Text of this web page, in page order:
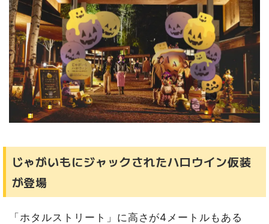
陸別｜ハロウィーンナイト観望会【10月25日(土)～10月3
1日(金)】
北広島｜F VILLAGE Happy Halloween【10月15日(火)
～10月31日(火)】
苫小牧｜チャリティイベント ノーザンホースパーク ハロ
ウィン2025【10月1日(水)～10月31日（金）】
恵庭｜えにわハッピーハロウィン2025【10月25日(土)】
大沼｜第13回大沼ハロウィンナイト＆紅葉サンセットクル
ーズ【10月19日(土)〜10月20日(日)】
(水)〜10月31日(金)】※一部11月3日(月・祝)まで
じゃがいもにジャックされたハロウイン仮装
が登場
「ホタルストリート」に高さが4メートルもある